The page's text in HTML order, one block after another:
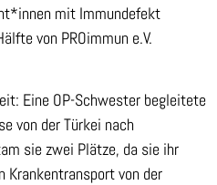
mit Immundefekt
von PROimmun e.V.
Eine OP-Schwester begleitete
von der Türkei nach
sie zwei Plätze, da sie ihr
Krankentransport von der